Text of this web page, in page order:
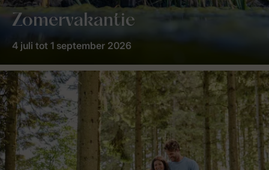
Zomervakantie
4 juli tot 1 september 2026